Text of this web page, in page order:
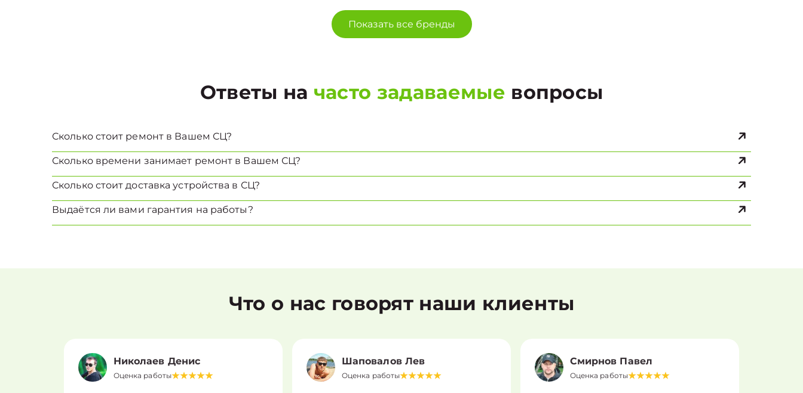
Показать все бренды
Ответы на часто задаваемые вопросы
Сколько стоит ремонт в Вашем СЦ?
Сколько времени занимает ремонт в Вашем СЦ?
Сколько стоит доставка устройства в СЦ?
Выдаётся ли вами гарантия на работы?
Что о нас говорят наши клиенты
Николаев Денис
Оценка работы
Шаповалов Лев
Оценка работы
Смирнов Павел
Оценка работы